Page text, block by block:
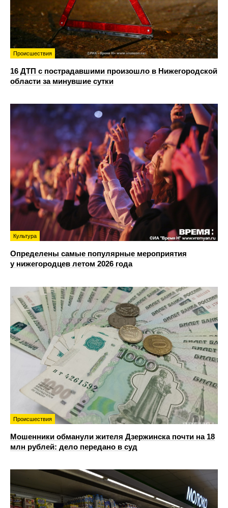
Происшествия
16 ДТП с пострадавшими произошло в Нижегородской
области за минувшие сутки
Культура
Определены самые популярные мероприятия
у нижегородцев летом 2026 года
Происшествия
Мошенники обманули жителя Дзержинска почти на 18
млн рублей: дело передано в суд